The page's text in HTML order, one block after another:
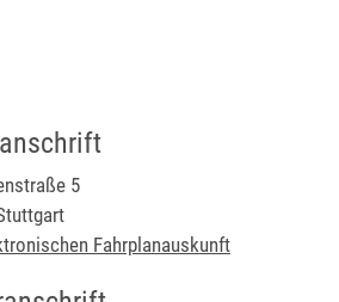
5
Fahrplanauskunft